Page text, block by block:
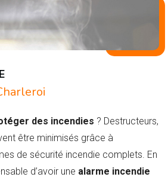
des incendies ? Destructeurs,
être minimisés grâce à
de sécurité incendie complets. En
d’avoir une alarme incendie